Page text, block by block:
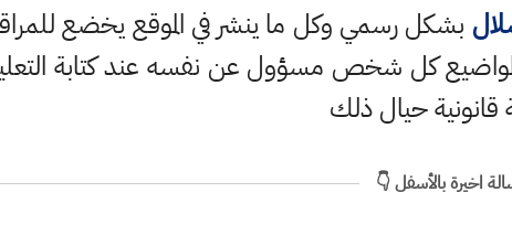
بشكل رسمي وكل ما ينشر في الموقع يخضع
كل شخص مسؤول عن نفسه عند كتابة
حيال ذلك
اخيرة بالأسفل 👇